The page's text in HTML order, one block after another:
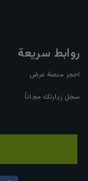
روابط سريعة
احجز منصة عرض
سجل زيارتك مجاناً